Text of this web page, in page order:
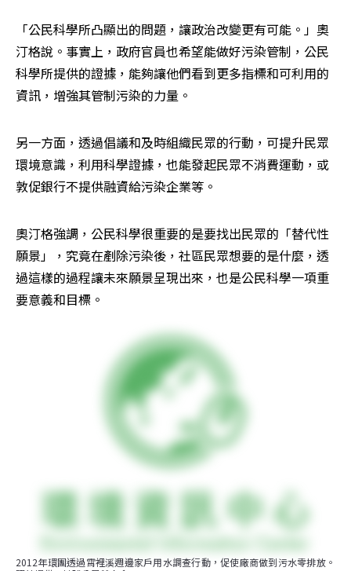
「公民科學所凸顯出的問題，讓政治改變更有可能。」奧
汀格說。事實上，政府官員也希望能做好污染管制，公民
科學所提供的證據，能夠讓他們看到更多指標和可利用的
資訊，增強其管制污染的力量。
另一方面，透過倡議和及時組織民眾的行動，可提升民眾
環境意識，利用科學證據，也能發起民眾不消費運動，或
敦促銀行不提供融資給污染企業等。
奧汀格強調，公民科學很重要的是要找出民眾的「替代性
願景」，究竟在剷除污染後，社區民眾想要的是什麼，透
過這樣的過程讓未來願景呈現出來，也是公民科學一項重
要意義和目標。
2012年環團透過霄裡溪週邊家戶用水調查行動，促使廠商做到污水零排放。